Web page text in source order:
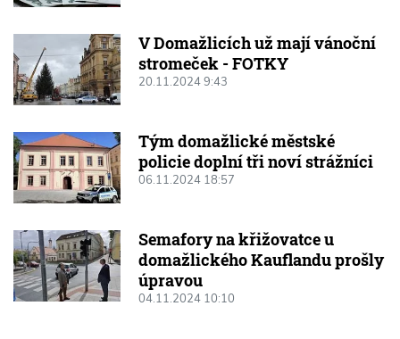
V Domažlicích už mají vánoční
stromeček - FOTKY
20.11.2024 9:43
Tým domažlické městské
policie doplní tři noví strážníci
06.11.2024 18:57
Semafory na křižovatce u
domažlického Kauflandu prošly
úpravou
04.11.2024 10:10